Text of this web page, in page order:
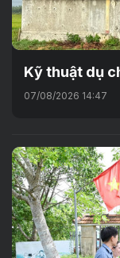
Kỹ thuật dụ
07/08/2026 14:47